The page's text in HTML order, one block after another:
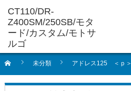
未分類 アドレス125 ＜ｐ＞